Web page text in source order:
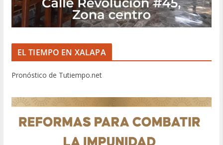
EL TIEMPO EN XALAPA
Pronóstico de Tutiempo.net